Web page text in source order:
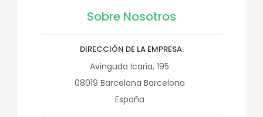
Sobre Nosotros
DIRECCIÓN DE LA EMPRESA
Avinguda Icaria, 195
08019 Barcelona Barcelona
España